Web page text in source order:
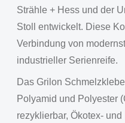
Strähle + Hess und der
Stoll entwickelt. Diese
Verbindung von
industrieller Serienreife.
Das Grilon
Polyamid und Polyester
rezyklierbar, Ökotex-